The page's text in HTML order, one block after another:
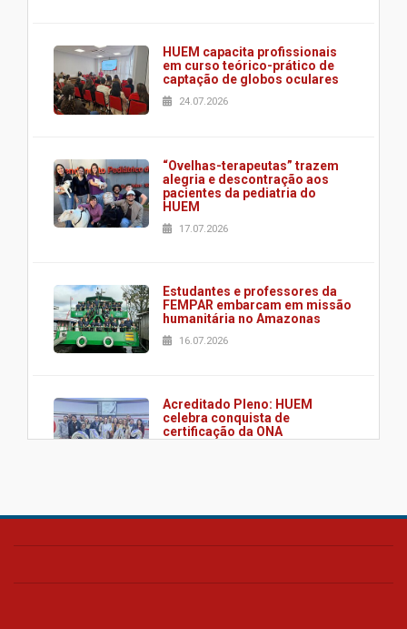
HUEM capacita profissionais
em curso teórico-prático de
captação de globos oculares
24.07.2026
“Ovelhas-terapeutas” trazem
alegria e descontração aos
pacientes da pediatria do
HUEM
17.07.2026
Estudantes e professores da
FEMPAR embarcam em missão
humanitária no Amazonas
16.07.2026
Acreditado Pleno: HUEM
celebra conquista de
certificação da ONA
HUEM é o primeiro hospital do
UTI's inteligentes